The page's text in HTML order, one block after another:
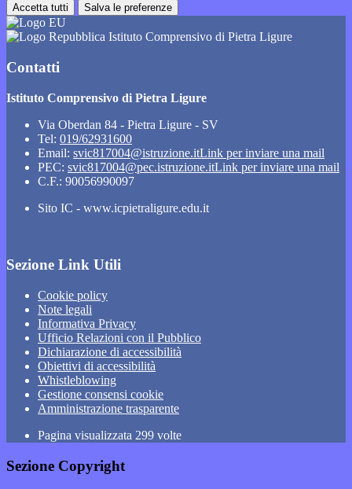
Accetta tutti Salva le preferenze
Istituto Comprensivo di Pietra Ligure
Contatti
Istituto Comprensivo di Pietra Ligure
Via Oberdan 84 - Pietra Ligure - SV
Tel: 019/62931600
Email: svic817004@istruzione.itLink per inviare una mail
PEC: svic817004@pec.istruzione.itLink per inviare una mail
C.F.: 90056990097
Sito IC - www.icpietraligure.edu.it
Sezione Link Utili
Cookie policy
Note legali
Informativa Privacy
Ufficio Relazioni con il Pubblico
Dichiarazione di accessibilità
Obiettivi di accessibilità
Whistleblowing
Gestione consensi cookie
Amministrazione trasparente
Pagina visualizzata 299 volte
Sezione Copyright